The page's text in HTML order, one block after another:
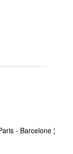
- Barcelone ¦